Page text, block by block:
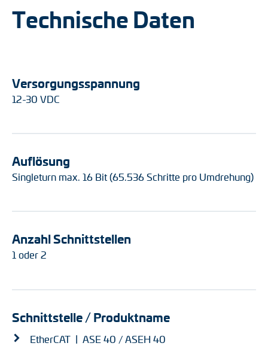
Technische Daten
Versorgungsspannung
12-30 VDC
Auflösung
Singleturn max. 16 Bit (65.536 Schritte pro Umdrehung)
Anzahl Schnittstellen
1 oder 2
Schnittstelle / Produktname
EtherCAT | ASE 40 / ASEH 40